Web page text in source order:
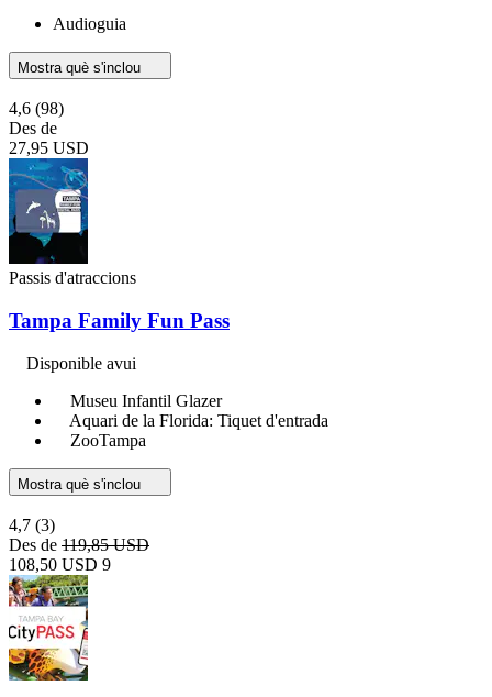
Audioguia
Mostra què s'inclou
4,6 (98)
Des de
27,95 USD
Passis d'atraccions
Tampa Family Fun Pass
Disponible avui
Museu Infantil Glazer
Aquari de la Florida: Tiquet d'entrada
ZooTampa
Mostra què s'inclou
4,7 (3)
Des de 119,85 USD
108,50 USD 9